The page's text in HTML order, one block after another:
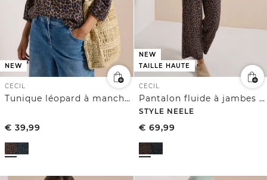
NEW
CECIL
Tunique léopard à manches 3/4 et col fendu
€ 39,99
NEW
TAILLE HAUTE
CECIL
Pantalon fluide à jambes larges en matière Silk-Touch
STYLE NEELE
€ 69,99